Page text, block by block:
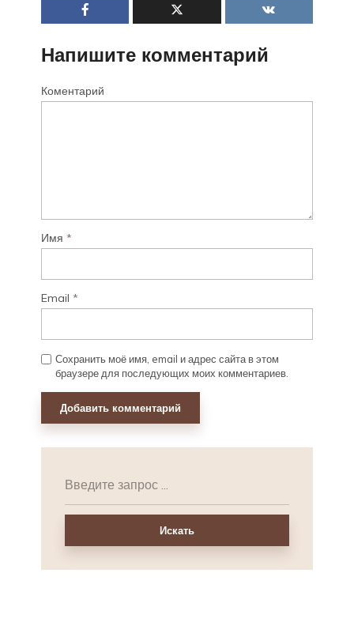
Напишите комментарий
Коментарий
Имя *
Email *
Сохранить моё имя, email и адрес сайта в этом
браузере для последующих моих комментариев.
Искать